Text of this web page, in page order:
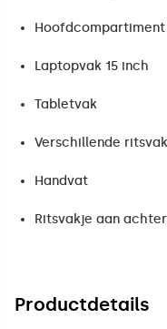
Laptopvak 15 inch
Tabletvak
Verschillende
Handvat
Ritsvakje aan
Productdetails